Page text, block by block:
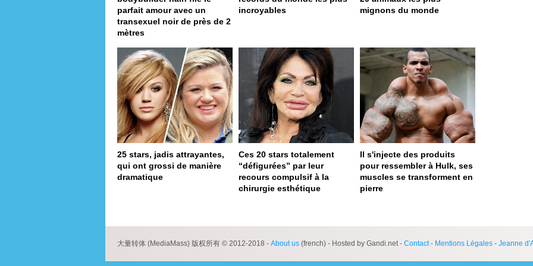
parfait amour avec un
transexuel noir de près de 2
mètres
incroyables
mignons du monde
25 stars, jadis attrayantes,
qui ont grossi de manière
dramatique
Ces 20 stars totalement
“défigurées” par leur
recours compulsif à la
chirurgie esthétique
Il s'injecte des produits
pour ressembler à Hulk, ses
muscles se transforment en
pierre
大量转体 (MediaMass) 版权所有 © 2012-2018 - About us (french) - Hosted by Gandi.net - Contact- Mentions Légales - Jeanne